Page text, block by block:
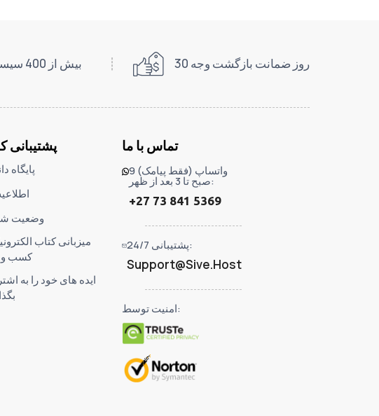
بیش از 400 سیستم و برنامه رایگان 30 روز ضمانت بازگشت وجه
پشتیبانی
پایگاه
وضعیت
میزبانی کتاب
کسب و
ایده های خود را به
تماس با ما
واتساپ (فقط پیامک) 9
صبح تا 3 بعد از ظهر:
+27 73 841 5369
پشتیبانی 24/7:
Support@Sive.Host
امنیت توسط: